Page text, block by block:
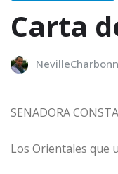
Carta
SENADORA
Los Orientales que